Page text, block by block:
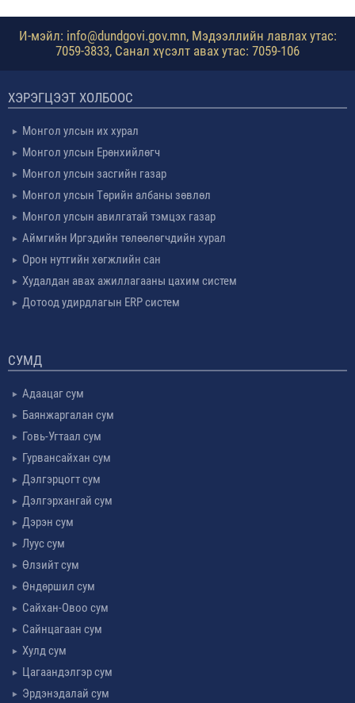
И-мэйл: info@dundgovi.gov.mn, Мэдээллийн лавлах утас:
7059-3833, Санал хүсэлт авах утас: 7059-106
ХЭРЭГЦЭЭТ ХОЛБООС
Монгол улсын их хурал
Монгол улсын Ерөнхийлөгч
Монгол улсын засгийн газар
Монгол улсын Төрийн албаны зөвлөл
Монгол улсын авилгатай тэмцэх газар
Аймгийн Иргэдийн төлөөлөгчдийн хурал
Орон нутгийн хөгжлийн сан
Худалдан авах ажиллагааны цахим систем
Дотоод удирдлагын ERP систем
СУМД
Адаацаг сум
Баянжаргалан сум
Говь-Угтаал сум
Гурвансайхан сум
Дэлгэрцогт сум
Дэлгэрхангай сум
Дэрэн сум
Луус сум
Өлзийт сум
Өндөршил сум
Сайхан-Овоо сум
Сайнцагаан сум
Хулд сум
Цагаандэлгэр сум
Эрдэнэдалай сум